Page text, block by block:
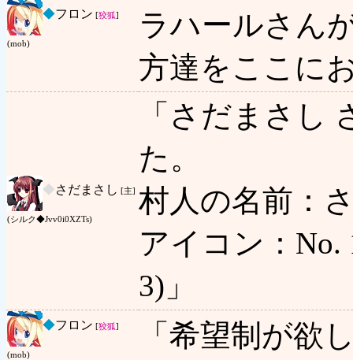
◆フロン [狡狐]
(mob)
ラハールさん
方達をここに
◆さだまさし [主]
(シルク◆Jvv0i0XZTs)
「さだまさし
た。
村人の名前：
アイコン：
3)」
◆フロン [狡狐]
(mob)
「希望制が欲